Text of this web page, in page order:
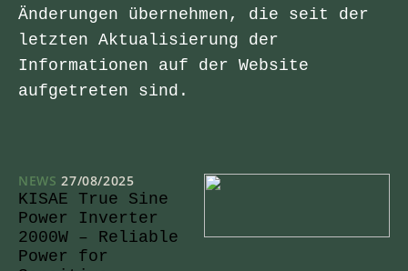
Änderungen übernehmen, die seit der
letzten Aktualisierung der
Informationen auf der Website
aufgetreten sind.
NEWS 27/08/2025
KISAE True Sine
Power Inverter
2000W – Reliable
Power for